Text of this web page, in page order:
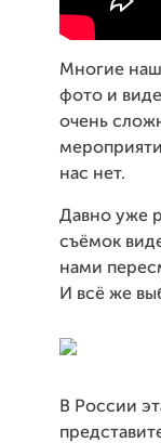
Многие
фото и
очень
нас нет.
Давно уже
съёмок
нами
И всё же
В России